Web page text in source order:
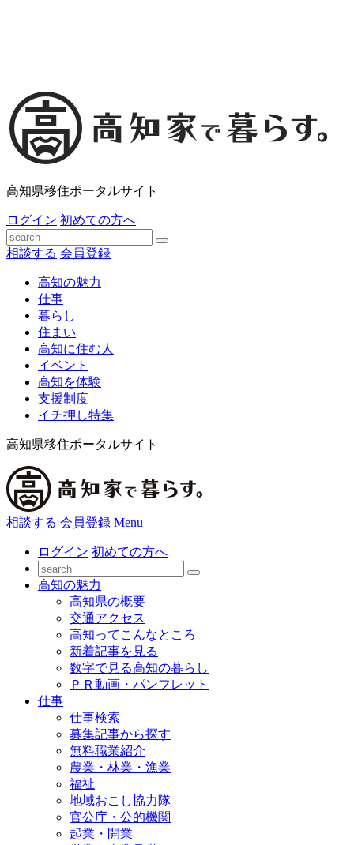
高知県移住ポータルサイト
ログイン 初めての方へ
相談する 会員登録
高知の魅力
仕事
暮らし
住まい
高知に住む人
イベント
高知を体験
支援制度
イチ押し特集
高知県移住ポータルサイト
相談する 会員登録 Menu
ログイン 初めての方へ
高知の魅力
高知県の概要
交通アクセス
高知ってこんなところ
新着記事を見る
数字で見る高知の暮らし
ＰＲ動画・パンフレット
仕事
仕事検索
募集記事から探す
無料職業紹介
農業・林業・漁業
福祉
地域おこし協力隊
官公庁・公的機関
起業・開業